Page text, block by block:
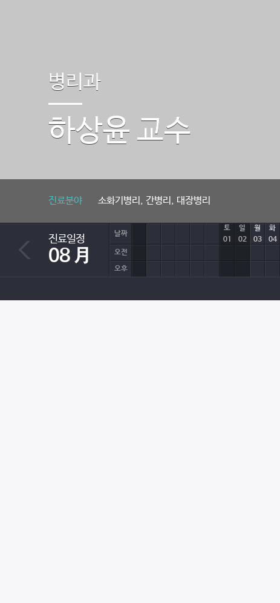
병리과
하상윤 교수
진료분야 소화기병리, 간병리, 대장병리
진료일정
08 月
날짜
토
01
일
02
월
03
화
04
오전
오후